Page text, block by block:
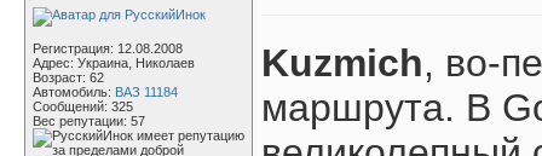
Регистрация: 12.08.2008
Адрес: Украина, Николаев
Возраст: 62
Автомобиль: ВАЗ 11184
Сообщений: 325
Вес репутации: 57
Kuzmich, во-
маршрута. В